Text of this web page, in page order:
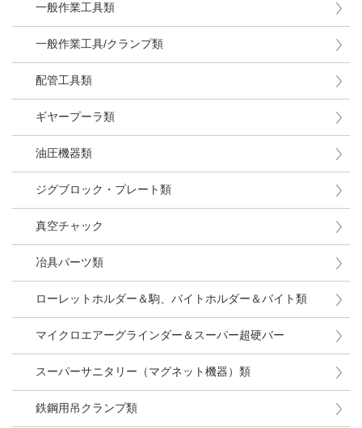
一般作業工具類
一般作業工具/クランプ類
配管工具類
ギヤープーラ類
油圧機器類
ジグブロック・プレート類
真空チャック
冶具パーツ類
ローレットホルダー＆駒、バイトホルダー＆バイト類
マイクロエアーグラインダー＆スーパー超硬バー
スーパーサニタリー（マグネット機器）類
鉄鋼用吊クランプ類